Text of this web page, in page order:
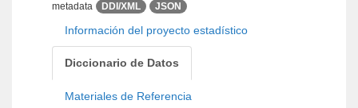
metadata
DDI/XML JSON
Información del proyecto estadístico
Diccionario de Datos
Materiales de Referencia